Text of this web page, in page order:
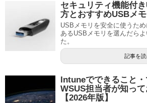
セキュリティ機能付
方とおすすめUSBメモ
USBメモリを安全に使うた
あるUSBメモリを選んだら
た。
記事を
Intuneでできること
WSUS担当者が知っ
【2026年版】